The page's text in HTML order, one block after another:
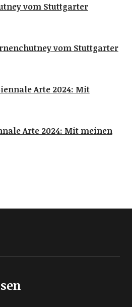
vom Stuttgarter
vom Stuttgarter
Arte 2024: Mit
Arte 2024: Mit meinen